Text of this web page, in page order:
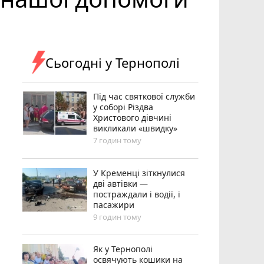
Сьогодні у Тернополі
Під час святкової служби
у соборі Різдва
Христового дівчині
викликали «швидку»
7 годин тому
У Кременці зіткнулися
дві автівки —
постраждали і водії, і
пасажири
9 годин тому
Як у Тернополі
освячують кошики на